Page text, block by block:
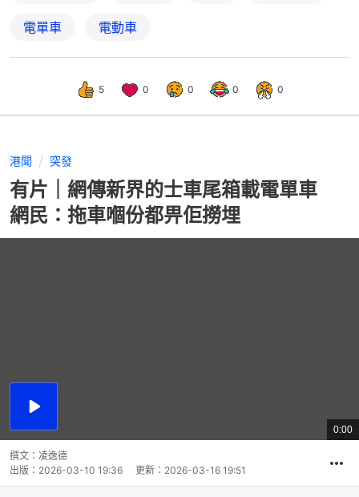
電單車 電動車
5 0 0 0 0
港聞 突發
有片｜網傳新界的士車尾箱載電單車
網民：拖車嗰份都畀佢撈埋
播
總
共
0:00
撰文： 凌逸德
出版： 2026-03-10 19:36 更新： 2026-03-16 19:51